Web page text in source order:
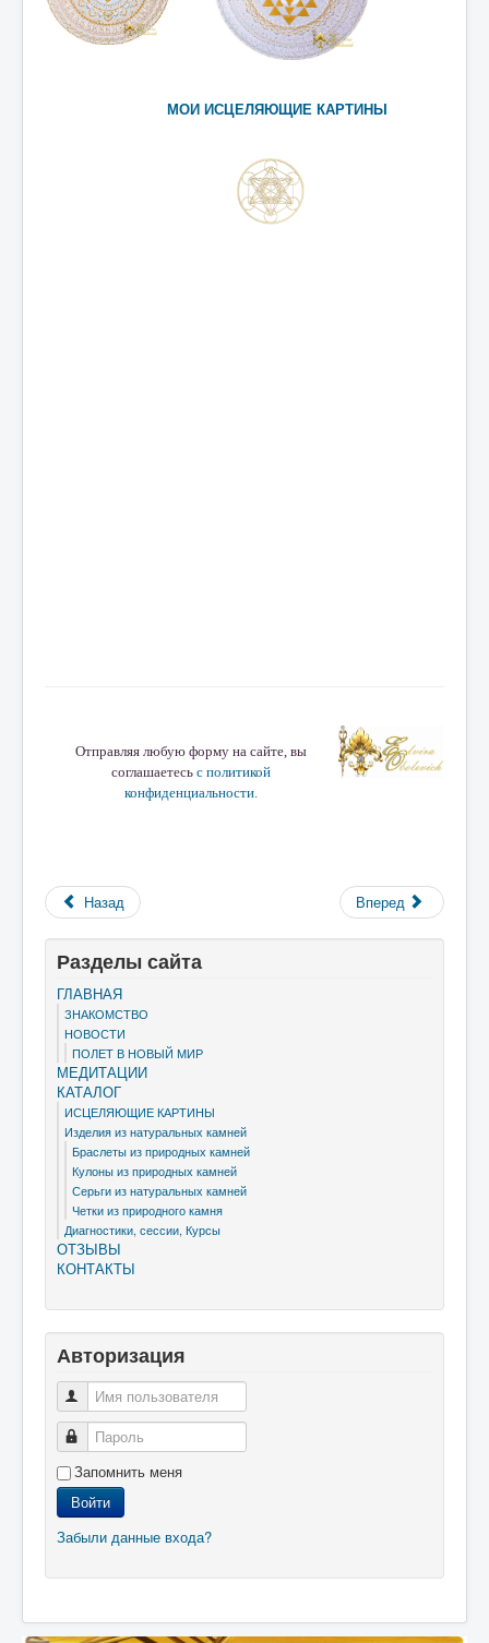
МОИ ИСЦЕЛЯЮЩИЕ КАРТИНЫ
Отправляя любую форму на сайте, вы
соглашаетесь с политикой
конфиденциальности.
Назад Вперед
Разделы сайта
ГЛАВНАЯ
ЗНАКОМСТВО
НОВОСТИ
ПОЛЕТ В НОВЫЙ МИР
МЕДИТАЦИИ
КАТАЛОГ
ИСЦЕЛЯЮЩИЕ КАРТИНЫ
Изделия из натуральных камней
Браслеты из природных камней
Кулоны из природных камней
Серьги из натуральных камней
Четки из природного камня
Диагностики, сессии, Курсы
ОТЗЫВЫ
КОНТАКТЫ
Авторизация
Запомнить меня
Войти
Забыли данные входа?